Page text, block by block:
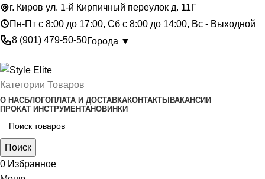
г. Киров ул. 1-й Кирпичный переулок д. 11Г
Пн-Пт с 8:00 до 17:00, Сб с 8:00 до 14:00, Вс - Выходной
8 (901) 479-50-50Города ▼
Категории Товаров
О НАСБЛОГОПЛАТА И ДОСТАВКАКОНТАКТЫ ВАКАНСИИ
ПРОКАТ ИНСТРУМЕНТАНОВИНКИ
Поиск
0 Избранное